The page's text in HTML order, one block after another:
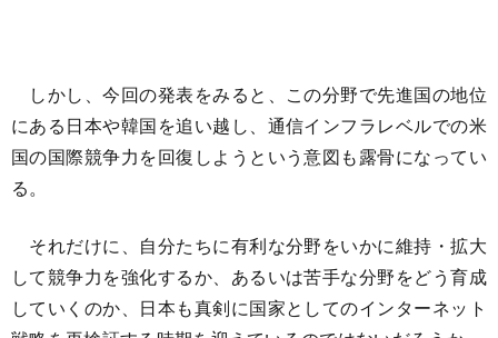
しかし、今回の発表をみると、この分野で先進国の地位
にある日本や韓国を追い越し、通信インフラレベルでの米
国の国際競争力を回復しようという意図も露骨になってい
る。
それだけに、自分たちに有利な分野をいかに維持・拡大
して競争力を強化するか、あるいは苦手な分野をどう育成
していくのか、日本も真剣に国家としてのインターネット